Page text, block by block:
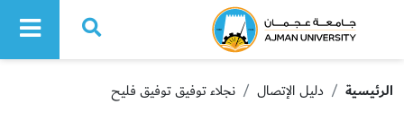
Ajman University
الرئيسية دليل الإتصال نجلاء توفيق توفيق فليح